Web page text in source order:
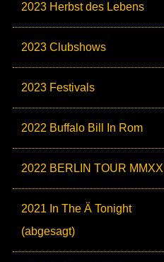
2023 Herbst des Lebens
2023 Clubshows
2023 Festivals
2022 Buffalo Bill In Rom
2022 BERLIN TOUR MMXXII
2021 In The Ä Tonight
(abgesagt)